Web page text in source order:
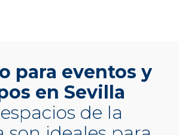
para eventos y
en Sevilla
de la